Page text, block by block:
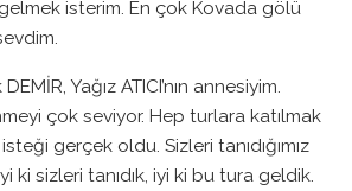
isterim. En çok Kovada gölü
Yağız ATICI’nın annesiyim.
çok seviyor. Hep turlara katılmak
gerçek oldu. Sizleri tanıdığımız
ki sizleri tanıdık, iyi ki bu tura geldik.